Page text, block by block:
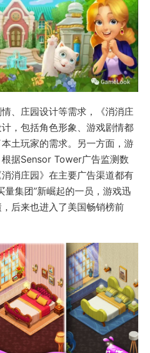
、庄园设计等需求，《消消庄
，包括角色形象、游戏剧情都
土玩家的需求。另一方面，游
据Sensor Tower广告监测数
消庄园》在主要广告渠道都有
量集团”新崛起的一员，游戏迅
后来也进入了美国畅销榜前